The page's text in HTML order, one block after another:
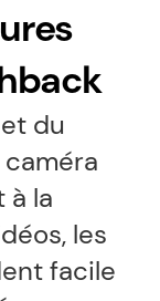
du
à la
les
facile